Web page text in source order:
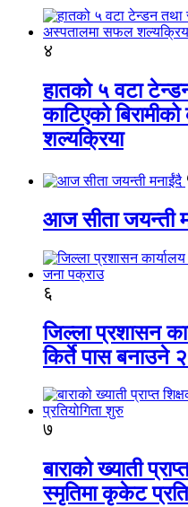
४
हातको ५ वटा
काटिएको
शल्यक्रिया
आज सीता जयन्ती
६
जिल्ला प्रशासन
किर्ते पास बनाउने
७
बाराको ख्याती
स्मृतिमा कृकेट